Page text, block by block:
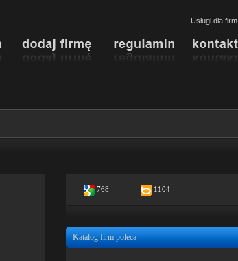
Usługi dla firm
768 1104
Katalog firm poleca